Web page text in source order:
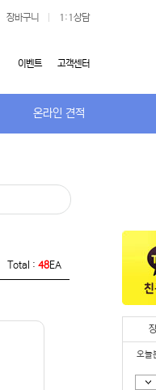
장바구니 1:1상담
고객센터
이벤트
온라인 견적
오늘
Total : 48EA